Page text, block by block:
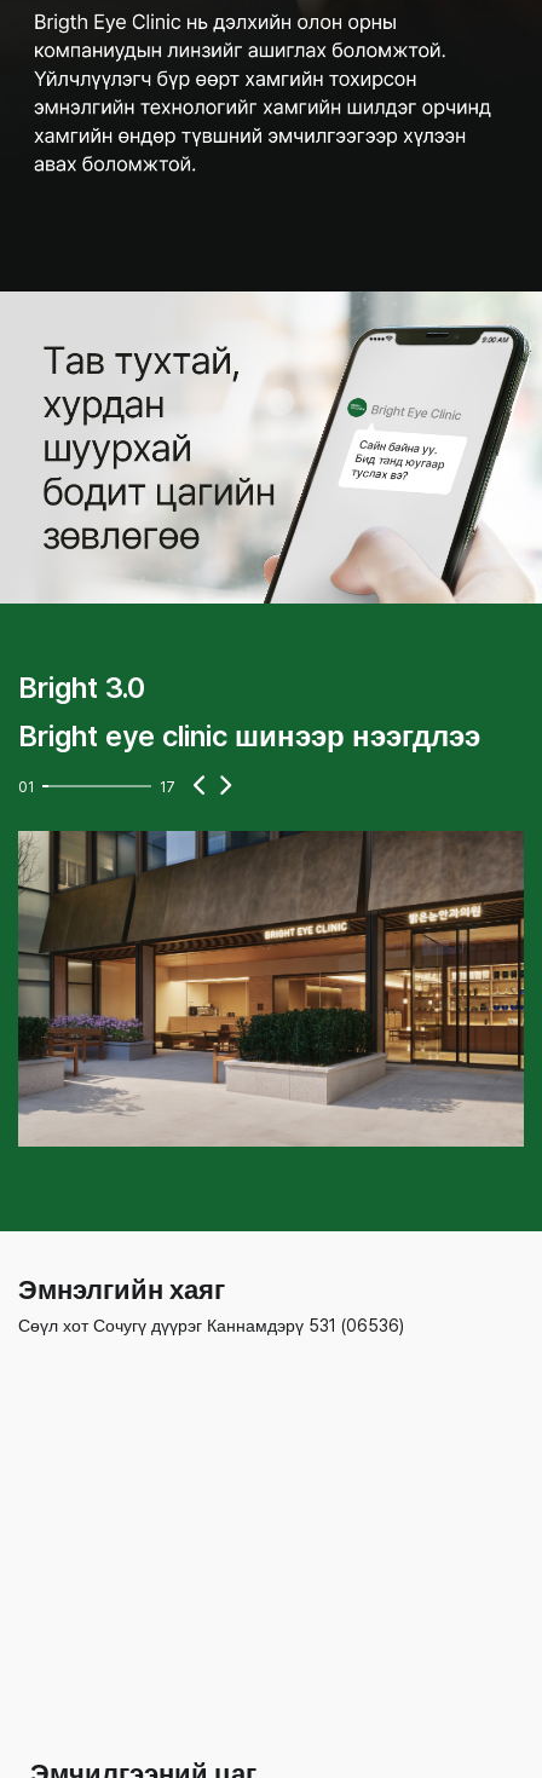
Bright 3.0
Bright eye clinic шинээр нээгдлээ
01 17
Эмнэлгийн хаяг
Сөүл хот Сочугү дүүрэг Каннамдэрү 531 (06536)